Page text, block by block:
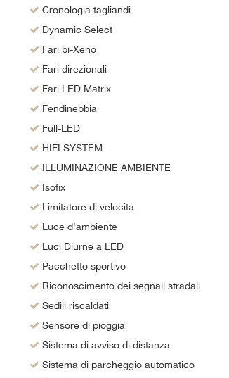
Cronologia tagliandi
Dynamic Select
Fari bi-Xeno
Fari direzionali
Fari LED Matrix
Fendinebbia
Full-LED
HIFI SYSTEM
ILLUMINAZIONE AMBIENTE
Isofix
Limitatore di velocità
Luce d'ambiente
Luci Diurne a LED
Pacchetto sportivo
Riconoscimento dei segnali stradali
Sedili riscaldati
Sensore di pioggia
Sistema di avviso di distanza
Sistema di parcheggio automatico